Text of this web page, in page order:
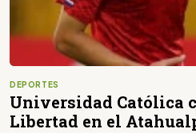
DEPORTES
Universidad Católica
Libertad en el